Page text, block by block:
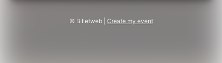
© Billetweb | Create my event